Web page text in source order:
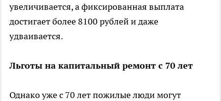
увеличивается, а фиксированная выплата
достигает более 8100 рублей и даже
удваивается.
Льготы на капитальный ремонт с 70 лет
Однако уже с 70 лет пожилые люди могут